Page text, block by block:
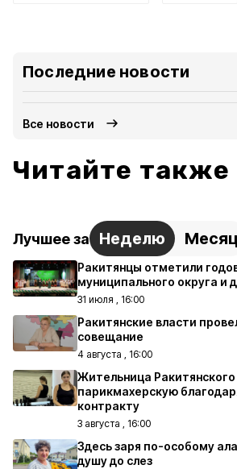
Последние новости
Все новости
Читайте также
Лучшее за Неделю Месяц
Ракитянцы отметили
муниципального округа и
31 июля , 16:00
Ракитянские власти
совещание
4 августа , 16:00
Жительница
парикмахерскую
контракту
3 августа , 16:00
Здесь заря по-особому
душу до слез